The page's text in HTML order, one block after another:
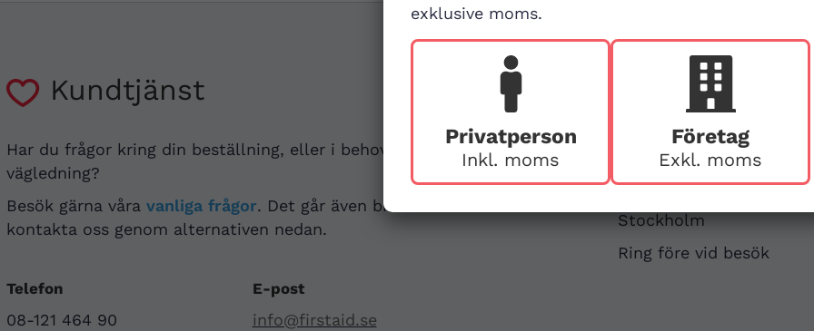
exklusive moms.
Privatperson
Inkl. moms
Företag
Exkl. moms
Kundtjänst
Har du frågor kring din beställning, eller i behov av
vägledning?
Besök gärna våra vanliga frågor. Det går även bra att
kontakta oss genom alternativen nedan.
Telefon
08-121 464 90
E-post
info@firstaid.se
Besök
First Aid Sweden
Hägerstensvägen 125
Stockholm
Ring före vid besök